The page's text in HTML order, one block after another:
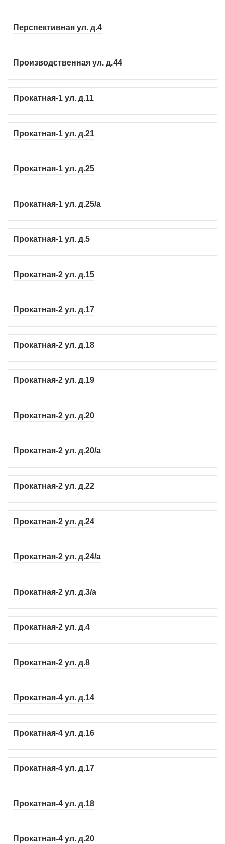
Перспективная ул. д.4
Производственная ул. д.44
Прокатная-1 ул. д.11
Прокатная-1 ул. д.21
Прокатная-1 ул. д.25
Прокатная-1 ул. д.25/а
Прокатная-1 ул. д.5
Прокатная-2 ул. д.15
Прокатная-2 ул. д.17
Прокатная-2 ул. д.18
Прокатная-2 ул. д.19
Прокатная-2 ул. д.20
Прокатная-2 ул. д.20/а
Прокатная-2 ул. д.22
Прокатная-2 ул. д.24
Прокатная-2 ул. д.24/а
Прокатная-2 ул. д.3/а
Прокатная-2 ул. д.4
Прокатная-2 ул. д.8
Прокатная-4 ул. д.14
Прокатная-4 ул. д.16
Прокатная-4 ул. д.17
Прокатная-4 ул. д.18
Прокатная-4 ул. д.20